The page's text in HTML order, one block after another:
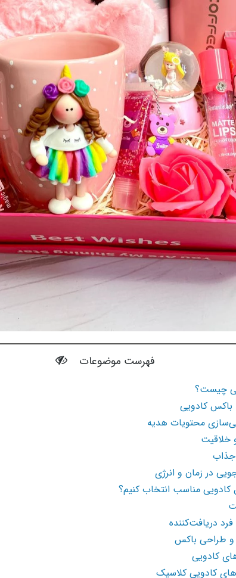
فهرست موضوعات
چیست؟
باکس کادویی
محتویات هدیه
خلاقیت
در زمان و انرژی
مناسب انتخاب کنیم؟
دریافت‌کننده
طراحی باکس
کادویی
کادویی کلاسیک